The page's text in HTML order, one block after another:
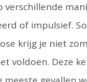
verschillende
of impulsief.
krijg je niet
voldoen. Deze